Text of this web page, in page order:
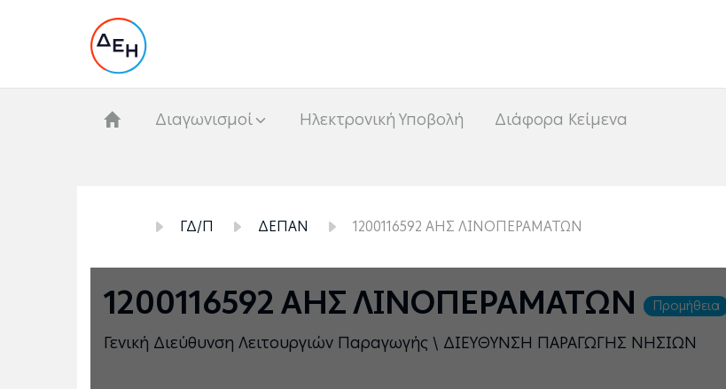
Διαγωνισμοί Hλεκτρονική Υποβολή Διάφορα Κείμενα
ΓΔ/Π ΔΕΠΑΝ 1200116592 ΑΗΣ ΛΙΝΟΠΕΡΑΜΑΤΩΝ
1200116592 ΑΗΣ ΛΙΝΟΠΕΡΑΜΑΤΩΝ Προμήθεια
Γενική Διεύθυνση Λειτουργιών Παραγωγής \ ΔΙΕΥΘΥΝΣΗ ΠΑΡΑΓΩΓΗΣ ΝΗΣΙΩΝ